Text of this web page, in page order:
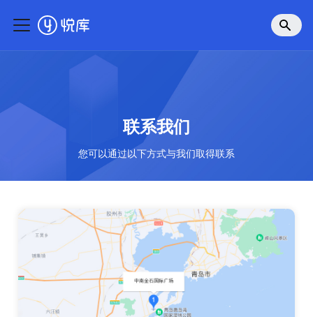
联系我们
您可以通过以下方式与我们取得联系